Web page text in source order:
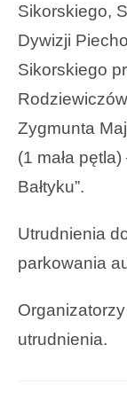
Sikorskiego,
Dywizji
Sikorskiego
Zygmunta
(1 mała
Bałtyku”.
Utrudnienia
parkowania
utrudnienia.